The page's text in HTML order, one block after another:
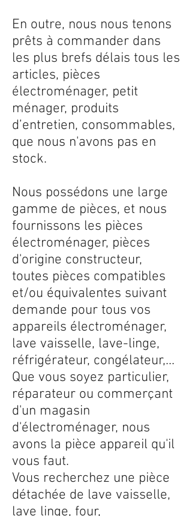
En outre, nous nous tenons
prêts à commander dans
les plus brefs délais tous les
articles, pièces
électroménager, petit
ménager, produits
d’entretien, consommables,
que nous n'avons pas en
stock.
Nous possédons une large
gamme de pièces, et nous
fournissons les pièces
électroménager, pièces
d'origine constructeur,
toutes pièces compatibles
et/ou équivalentes suivant
demande pour tous vos
appareils électroménager,
lave vaisselle, lave-linge,
réfrigérateur, congélateur,...
Que vous soyez particulier,
réparateur ou commerçant
d'un magasin
d'électroménager, nous
avons la pièce appareil qu'il
vous faut.
Vous recherchez une pièce
détachée de lave vaisselle,
lave linge, four,